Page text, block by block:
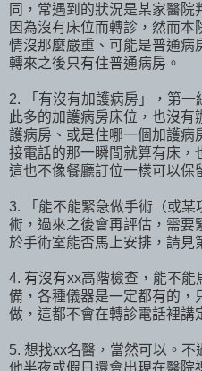
同，常遇到的狀況是某家醫
因為沒有床位而轉診，然而
情沒那麼嚴重、可能是普通病
轉來之後只有住普通病房。
2. 「有沒有加護病房」，第一
此多的加護病房床位，也沒有
護病房、或是住哪一個加護病
接電話的那一瞬間就算有床，
這也不像餐廳訂位一樣可以保
3. 「能不能緊急做手術（或
術，過來之後會再評估，需要
於手術室能否馬上安排，請見
4. 有沒有xx高階檢查，能不
備，各種儀器是一定都有的，
做，這都不會在轉診電話裡講
5. 想找xx名醫，當然可以。
他半夜或假日還會出現在醫院